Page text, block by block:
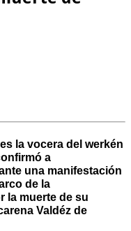
la vocera del werkén
a
una manifestación
de la
la muerte de su
Valdéz de